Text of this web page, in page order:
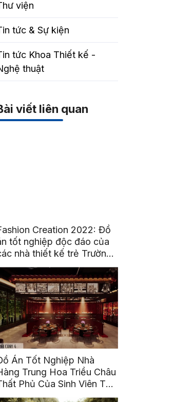
viện
tức & Sự kiện
tức Khoa Thiết kế -
thuật
viết liên quan
Creation 2022: Đồ
tốt nghiệp độc đáo của
nhà thiết kế trẻ Trường
Học Hoa Sen
Án Tốt Nghiệp Nhà
Trung Hoa Triều Châu
Phủ Của Sinh Viên Tô
Tinh